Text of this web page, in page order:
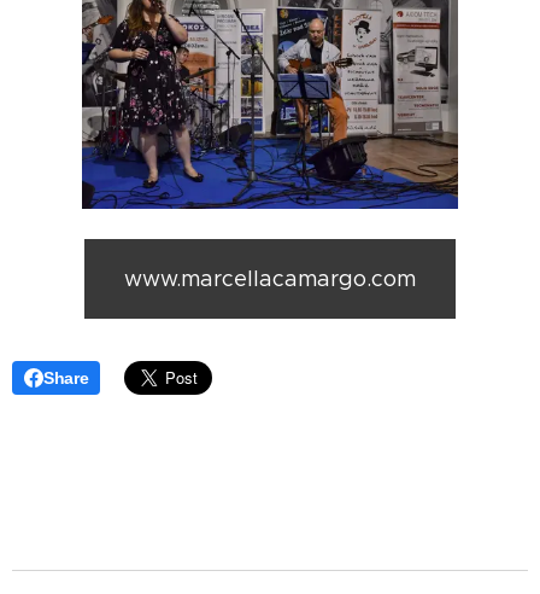
www.marcellacamargo.com
Share